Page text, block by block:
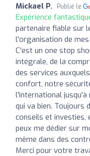
Mickael P. Publié le
Expérience
partenaire fiable sur
l'organisation de
C'est un one stop
intégrale, de la
des services
confort, notre
l'international jusqu'à
qui va bien. Toujours
conseils et investies,
peux me dédier sur
même dans des
Merci pour votre